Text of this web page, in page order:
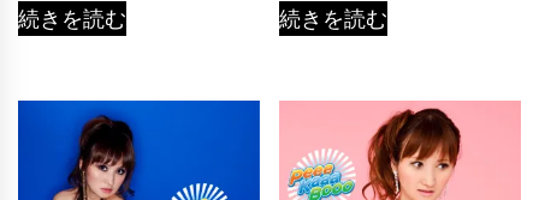
続きを読む 続きを読む